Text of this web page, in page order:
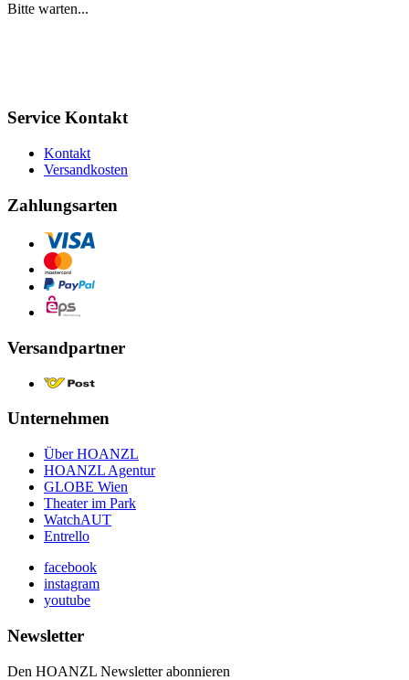
Bitte warten...
Service Kontakt
Kontakt
Versandkosten
Zahlungsarten
Versandpartner
Unternehmen
Über HOANZL
HOANZL Agentur
GLOBE Wien
Theater im Park
WatchAUT
Entrello
facebook
instagram
youtube
Newsletter
Den HOANZL Newsletter abonnieren